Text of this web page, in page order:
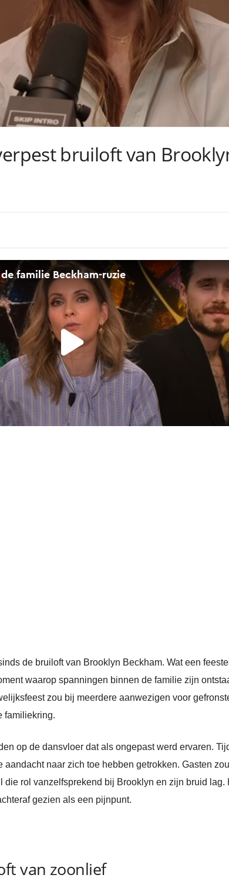
bruiloft van
de bruiloft van Brooklyn Beckham. Wat een
waarop spanningen binnen de familie zijn
zou bij meerdere aanwezigen voor
familiekring.
op de dansvloer dat als ongepast werd ervaren.
naar zich toe hebben getrokken. Gasten
rol vanzelfsprekend bij Brooklyn en zijn bruid lag.
gezien als een pijnpunt.
van zoonlief